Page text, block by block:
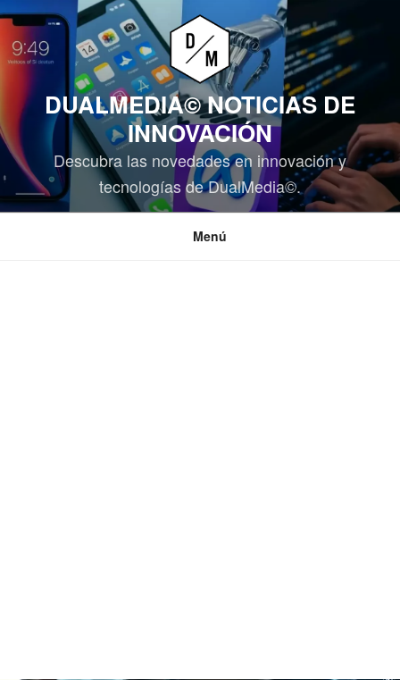
Saltar
contenido
DUALMEDIA© NOTICIAS DE
INNOVACIÓN
Descubra las novedades en innovación y
tecnologías de DualMedia©.
Menú